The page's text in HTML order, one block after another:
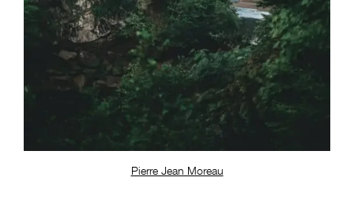
Pierre Jean Moreau